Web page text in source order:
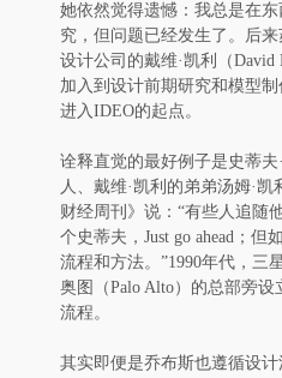
她依然觉得遗憾：我总是在
究，但问题已经发生了。后
设计公司的戴维·凯利（
加入到设计前期研究和模型
进入IDEO的起点。
诠释直觉的最好例子是史蒂
人、戴维·凯利的弟弟汤姆·
财经周刊》说：“有些人追随
个史蒂夫，Just go ahead；
流程和方法。”1990年代，三
奥图（Palo Alto）的总部旁
流程。
其实即便是乔布斯也遵循设